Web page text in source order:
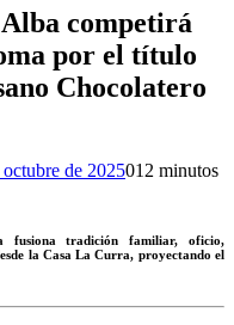
competirá
por el título
Chocolatero
octubre de 2025012 minutos
fusiona tradición familiar, oficio,
la Casa La Curra, proyectando el